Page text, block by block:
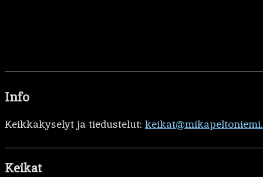
Info
Keikkakyselyt ja tiedustelut:
Keikat